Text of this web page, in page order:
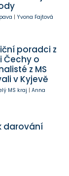
| Yvona Fajtová
poradci z
Čechy o
z MS
v Kyjevě
MS kraj | Anna
darování